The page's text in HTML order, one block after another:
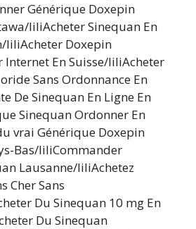
Générique Doxepin
liliAcheter Sinequan En
liliAcheter Doxepin
En Suisse/liliAcheter
Sans Ordonnance En
De Sinequan En Ligne En
Sinequan Ordonner En
vrai Générique Doxepin
Bas/liliCommander
Lausanne/liliAchetez
Cher Sans
Du Sinequan 10 mg En
Du Sinequan